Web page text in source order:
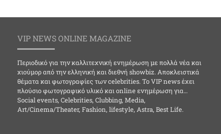
VIP NEWS ONLINE MAGAZINE
Περιοδικό για την καλλιτεχνική ενημέρωση με πολλά νέα και
χιούμορ από την ελληνική και διεθνή showbiz. Αποκλειστικά
θέματα και φωτογραφίες των celebrities. Το VIP news έχει
πλούσιο φωτογραφικό υλικό και online ενημέρωση για…
Social events, Celebrities, Clubbing, Media,
Art/Cinema/Theater, Fashion, lifestyle, Astra, Best Life.